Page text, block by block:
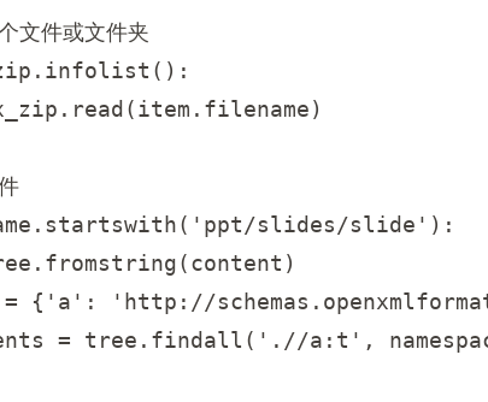
文件或文件夹
slides/slide'):
{'a': 'http://
= tree.findall('.//a:t',